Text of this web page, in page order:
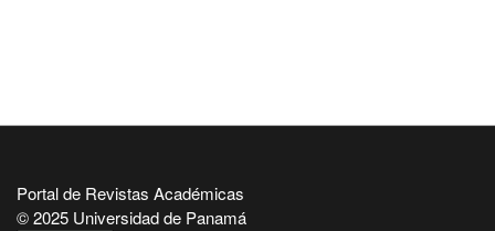
Portal de Revistas Académicas
© 2025 Universidad de Panamá